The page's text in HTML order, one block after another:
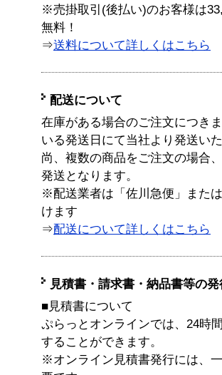
※売掛取引(後払い)のお客様は
無料！
⇒送料について詳しくはこちら
配送について
在庫がある場合のご注文につき
いる発送日にて当社より発送い
尚、複数の商品をご注文の場合
発送となります。
※配送業者は「佐川急便」また
けます
⇒配送について詳しくはこちら
見積書・請求書・納品書等の
■見積書について
ぷらっとオンラインでは、24時
することができます。
※オンライン見積書発行には、